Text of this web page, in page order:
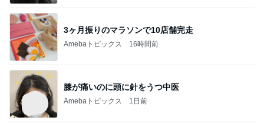
3ヶ月振りのマラソンで10店舗完走
Amebaトピックス 16時間前
膝が痛いのに頭に針をうつ中医
Amebaトピックス 1日前